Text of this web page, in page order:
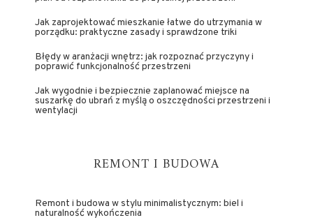
Jak zaprojektować mieszkanie łatwe do utrzymania w
porządku: praktyczne zasady i sprawdzone triki
Błędy w aranżacji wnętrz: jak rozpoznać przyczyny i
poprawić funkcjonalność przestrzeni
Jak wygodnie i bezpiecznie zaplanować miejsce na
suszarkę do ubrań z myślą o oszczędności przestrzeni i
wentylacji
REMONT I BUDOWA
Remont i budowa w stylu minimalistycznym: biel i
naturalność wykończenia